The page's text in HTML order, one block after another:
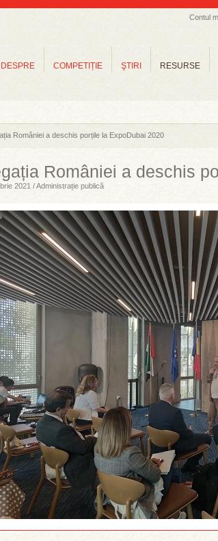
Contul
DESPRE COMPETIȚIE ŞTIRI RESURSE
României a deschis porțile la ExpoDubai 2020
României a deschis
2021 / Administrație publică